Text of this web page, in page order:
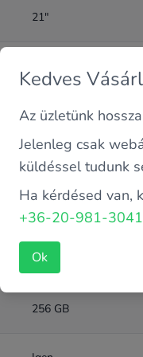
21"
DDR4
Intel 10. Gen
NVME SSD
Intel Core i5-10500TE
256 GB
Kedves
Az üzletünk
Jelenleg csak
küldéssel tudunk
Ha kérdésed van,
+36-20-981-3041
Ok